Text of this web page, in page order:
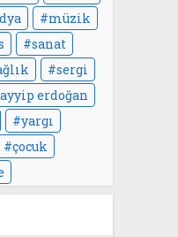
müzik
sanat
sergi
erdoğan
yargı
çocuk